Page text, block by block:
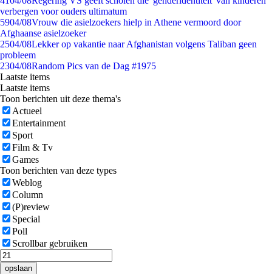
verbergen voor ouders ultimatum
5904/08Vrouw die asielzoekers hielp in Athene vermoord door
Afghaanse asielzoeker
2504/08Lekker op vakantie naar Afghanistan volgens Taliban geen
probleem
2304/08Random Pics van de Dag #1975
Laatste items
Laatste items
Toon berichten uit deze thema's
Actueel
Entertainment
Sport
Film & Tv
Games
Toon berichten van deze types
Weblog
Column
(P)review
Special
Poll
Scrollbar gebruiken
opslaan